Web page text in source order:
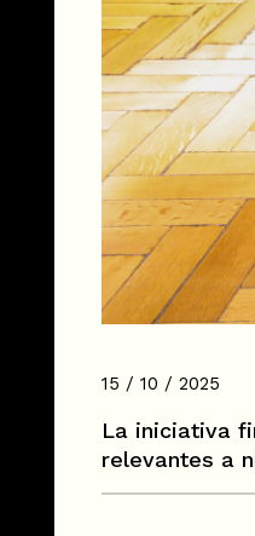
15 / 10 / 2025
La iniciativa
relevantes a